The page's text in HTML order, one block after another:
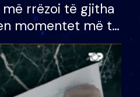
më rrëzoi të gjitha
momentet më të
e BB VIP: Do më
kur…